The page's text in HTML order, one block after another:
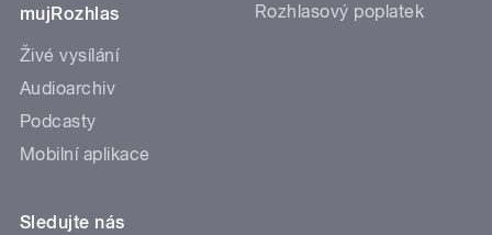
mujRozhlas
Živé vysílání
Audioarchiv
Podcasty
Mobilní aplikace
Rozhlasový poplatek
Sledujte nás